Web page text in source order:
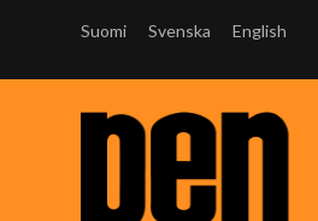
Suomi Svenska English